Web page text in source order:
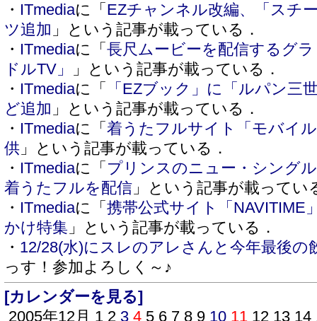
・ ITmediaに「 EZチャンネル改編、「スチ
ツ追加 」という記事が載っている．
・ ITmediaに「長尺ムービーを配信するグ
ドルTV」
」という記事が載っている．
・ ITmediaに「
「EZブック」に「ルパン三
ど追加 」という記事が載っている．
・ ITmediaに「着うたフルサイト「モバイ
供 」という記事が載っている．
・ ITmediaに「 プリンスのニュー・シング
着うたフルを配信 」という記事が載ってい
・ ITmediaに「携帯公式サイト「NAVITIME
かけ特集 」という記事が載っている．
・ 12/28(水)にスレのアレさんと今年最後の
っす！参加よろしく～♪
[カレンダーを見る]
2005年12月 1 2 3 4 5 6 7 8 9 10 11 12 13 14